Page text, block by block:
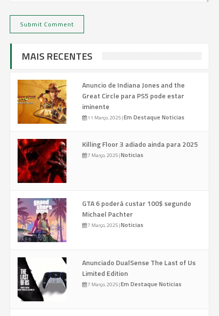
MAIS RECENTES
Anuncio de Indiana Jones and the
Great Circle para PS5 pode estar
iminente
11 Março, 2025|Em Destaque Noticias
Killing Floor 3 adiado ainda para 2025
7 Março, 2025|Noticias
GTA 6 poderá custar 100$ segundo
Michael Pachter
7 Março, 2025|Noticias
Anunciado DualSense The Last of Us
Limited Edition
7 Março, 2025|Em Destaque Noticias